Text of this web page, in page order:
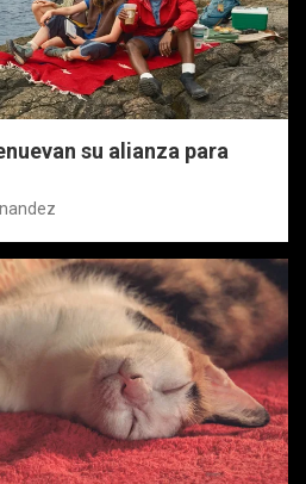
su alianza para